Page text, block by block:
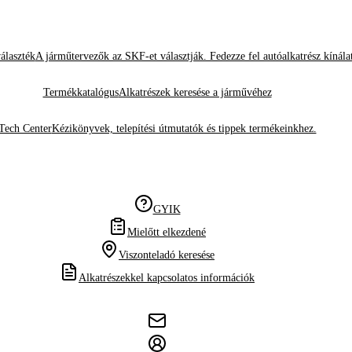
A járműtervezők az SKF-et választják. Fedezze fel autóalkatrész
TermékkatalógusAlkatrészek keresése a járművéhez
CenterKézikönyvek, telepítési útmutatók és tippek termékeinkhez.
GYIK
Mielőtt elkezdené
Viszonteladó keresése
Alkatrészekkel kapcsolatos információk